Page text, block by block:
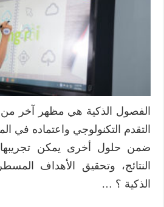
الفصول الذكية هي مظهر آخر
التقدم التكنولوجي واعتماده
ضمن حلول أخرى يمكن
النتائج، وتحقيق الأهداف
الذكية ؟ …